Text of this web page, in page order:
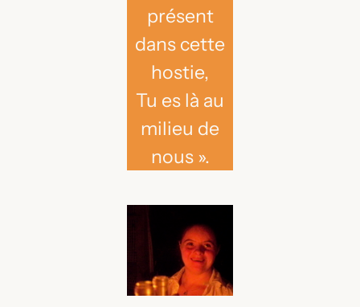
présent
dans cette
hostie,
Tu es là au
milieu de
nous ».